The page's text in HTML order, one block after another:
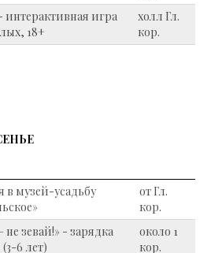
интерактивная игра
18+
холл Гл.
кор.
в музей-усадьбу
от Гл.
кор.
не зевай!» - зарядка
6 лет)
около 1
кор.